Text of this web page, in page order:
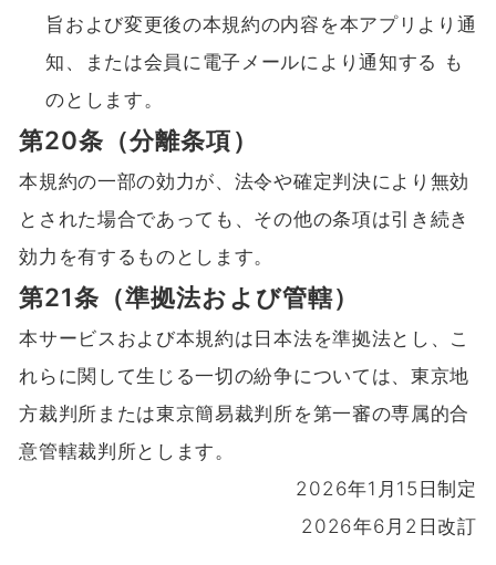
旨および変更後の本規約の内容を本アプリより通
知、または会員に電子メールにより通知する も
のとします。
第20条（分離条項）
本規約の一部の効力が、法令や確定判決により無効
とされた場合であっても、その他の条項は引き続き
効力を有するものとします。
第21条（準拠法および管轄）
本サービスおよび本規約は日本法を準拠法とし、こ
れらに関して生じる一切の紛争については、東京地
方裁判所または東京簡易裁判所を第一審の専属的合
意管轄裁判所とします。
2026年1月15日制定
2026年6月2日改訂